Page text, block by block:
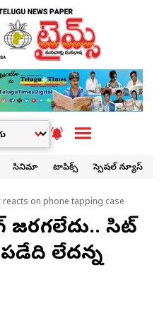
సినిమా టాపిక్స్ స్పెషల్ న్యూస్
reacts on phone tapping case
జరగలేదు.. సిట్
లేదన్న